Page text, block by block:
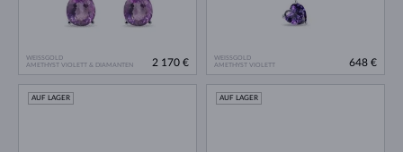
WEISSGOLD
AMETHYST VIOLETT & DIAMANTEN
2 170 €
WEISSGOLD
AMETHYST VIOLETT
648 €
AUF LAGER AUF LAGER